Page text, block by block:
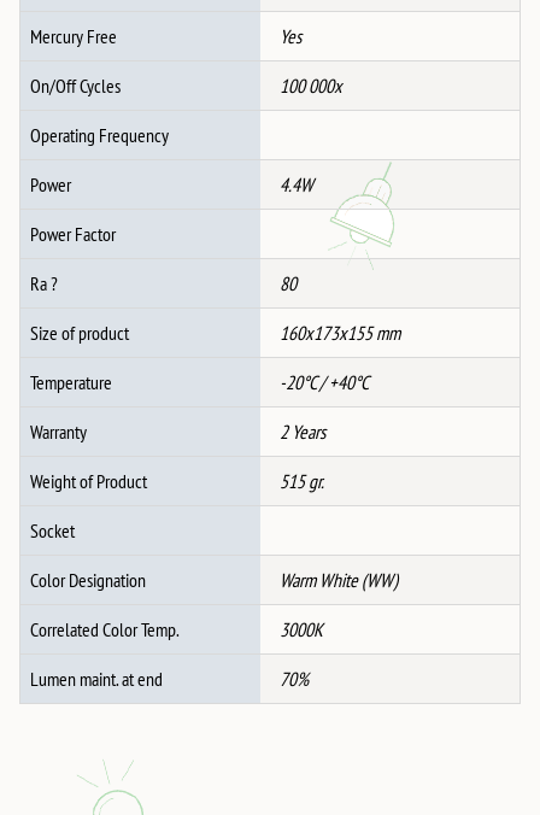
Mercury Free Yes
On/Off Cycles 100 000x
Operating Frequency
Power 4.4W
Power Factor
Ra ? 80
Size of product 160x173x155 mm
Temperature -20°C / +40°C
Warranty 2 Years
Weight of Product 515 gr.
Socket
Color Designation Warm White (WW)
Correlated Color Temp. 3000K
Lumen maint. at end 70%